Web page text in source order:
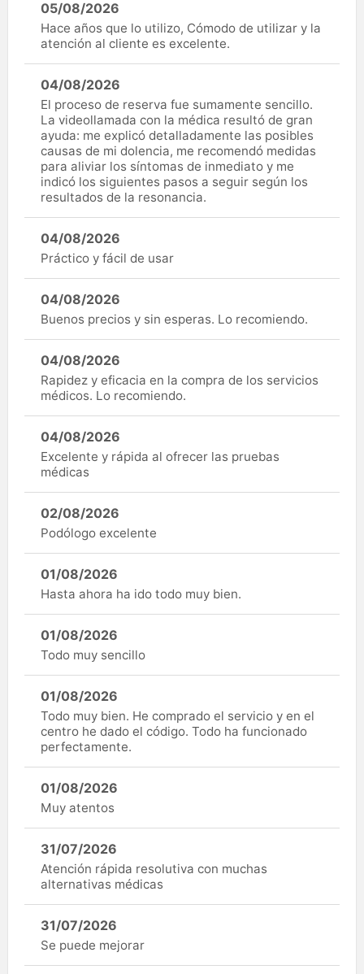
05/08/2026
Hace años que lo utilizo, Cómodo de utilizar y la
atención al cliente es excelente.
04/08/2026
El proceso de reserva fue sumamente sencillo.
La videollamada con la médica resultó de gran
ayuda: me explicó detalladamente las posibles
causas de mi dolencia, me recomendó medidas
para aliviar los síntomas de inmediato y me
indicó los siguientes pasos a seguir según los
resultados de la resonancia.
04/08/2026
Práctico y fácil de usar
04/08/2026
Buenos precios y sin esperas. Lo recomiendo.
04/08/2026
Rapidez y eficacia en la compra de los servicios
médicos. Lo recomiendo.
04/08/2026
Excelente y rápida al ofrecer las pruebas
médicas
02/08/2026
Podólogo excelente
01/08/2026
Hasta ahora ha ido todo muy bien.
01/08/2026
Todo muy sencillo
01/08/2026
Todo muy bien. He comprado el servicio y en el
centro he dado el código. Todo ha funcionado
perfectamente.
01/08/2026
Muy atentos
31/07/2026
Atención rápida resolutiva con muchas
alternativas médicas
31/07/2026
Se puede mejorar